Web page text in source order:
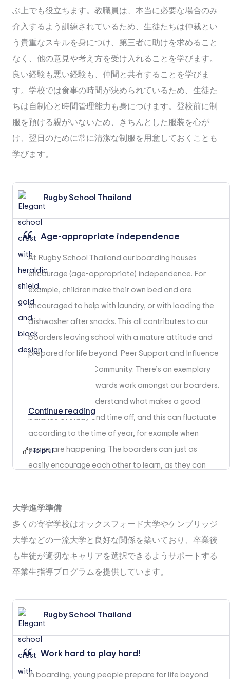
ぶ上でも役立ちます。教職員は、本当に必要な場合のみ
介入するよう訓練されているため、生徒たちは仲裁とい
う貴重なスキルを身につけ、第三者に助けを求めること
なく、他の意見や考え方を受け入れることを学びます。
良い経験も悪い経験も、仲間と共有することを学びま
す。学校では食事の時間が決められているため、生徒た
ちは自制心と時間管理能力も身につけます。登校前に制
服を預ける親がいないため、きちんとした服装を心が
け、翌日のために常に清潔な制服を用意しておくことも
学びます。
Rugby School Thailand
Age-appropriate independence
At Rugby School Thailand our boarding houses
encourage (age-appropriate) independence. For
example, children make their own bed and are
encouraged to help with laundry, or with loading the
dishwasher after snacks. This all contributes to our
boarders leaving school with a mature attitude and
prepared for life beyond. Peer Support and Influence
From a Close-knit Community: There’s an exemplary
collective ethos towards work amongst our boarders.
They all seem to understand what makes a good
balance of study and time off, and this can fluctuate
according to the time of year, for example when
exams are happening. The boarders can just as
easily encourage each other to learn, as they can
boarding years in Primary to the last ones in
Secondary, great boarding schools build a sense of
independence in children that helps them through life.
For example, at Rugby School Thailand, children
make their own bed and are encouraged to help with
Continue reading
Helpful
大学進学準備
多くの寄宿学校はオックスフォード大学やケンブリッジ
大学などの一流大学と良好な関係を築いており、卒業後
も生徒が適切なキャリアを選択できるようサポートする
卒業生指導プログラムを提供しています。
Rugby School Thailand
Work hard to play hard!
In boarding, young people prepare for life beyond